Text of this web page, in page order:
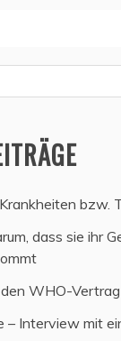
bzw.
dass sie ihr
WHO-
– Interview mit